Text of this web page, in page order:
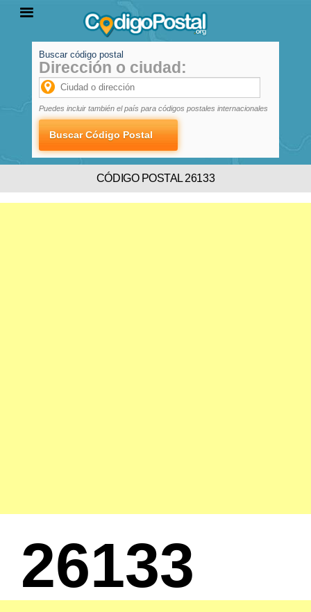
PROVINCIAS
LOCALIDADES
Buscar código postal
Dirección o ciudad:
Puedes incluir también el país para códigos postales internacionales
CÓDIGO POSTAL 26133
26133